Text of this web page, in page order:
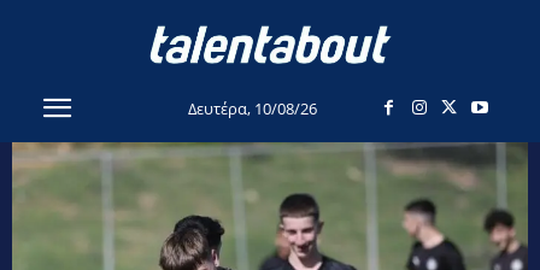
Δευτέρα, 10/08/26